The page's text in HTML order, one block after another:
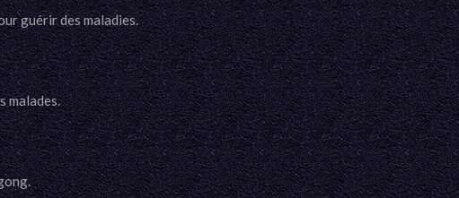
guérir des maladies.
malades.